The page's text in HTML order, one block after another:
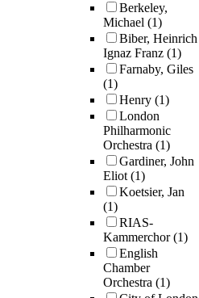
Berkeley,
Michael (1)
Biber, Heinrich
Ignaz Franz (1)
Farnaby, Giles
(1)
Henry (1)
London
Philharmonic
Orchestra (1)
Gardiner, John
Eliot(1)
Koetsier, Jan
(1)
RIAS-
Kammerchor(1)
English
Chamber
Orchestra (1)